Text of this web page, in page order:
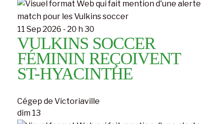
11 Sep 2026 - 20 h 30
VULKINS SOCCER
FÉMININ REÇOIVENT
ST-HYACINTHE
Cégep de Victoriaville
dim 13